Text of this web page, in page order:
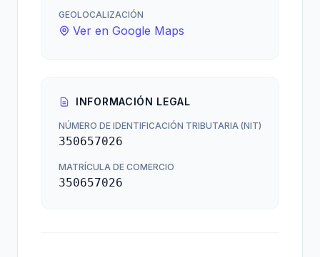
GEOLOCALIZACIÓN
Ver en Google Maps
INFORMACIÓN LEGAL
NÚMERO DE IDENTIFICACIÓN TRIBUTARIA (NIT)
350657026
MATRÍCULA DE COMERCIO
350657026